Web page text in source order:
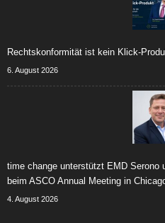
Rechtskonformität ist kein Klick-
6. August 2026
time change unterstützt EMD Serono
beim ASCO Annual Meeting in
4. August 2026